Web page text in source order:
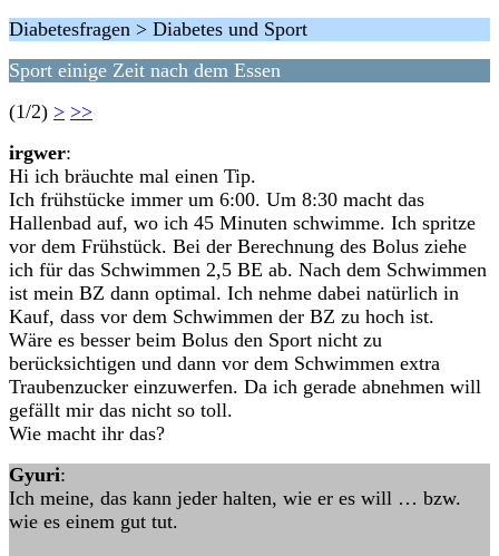
Diabetesfragen > Diabetes und Sport
Sport einige Zeit nach dem Essen
(1/2) > >>
irgwer:
Hi ich bräuchte mal einen Tip.
Ich frühstücke immer um 6:00. Um 8:30 macht das
Hallenbad auf, wo ich 45 Minuten schwimme. Ich spritze
vor dem Frühstück. Bei der Berechnung des Bolus ziehe
ich für das Schwimmen 2,5 BE ab. Nach dem Schwimmen
ist mein BZ dann optimal. Ich nehme dabei natürlich in
Kauf, dass vor dem Schwimmen der BZ zu hoch ist.
Wäre es besser beim Bolus den Sport nicht zu
berücksichtigen und dann vor dem Schwimmen extra
Traubenzucker einzuwerfen. Da ich gerade abnehmen will
gefällt mir das nicht so toll.
Wie macht ihr das?
Gyuri:
Ich meine, das kann jeder halten, wie er es will … bzw.
wie es einem gut tut.